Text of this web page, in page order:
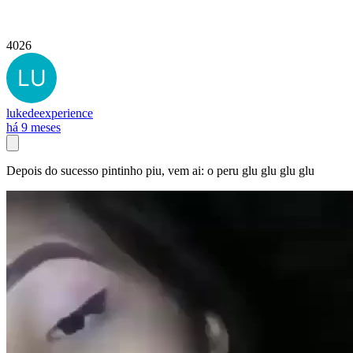
4026
lukedeexperience
há 9 meses
Depois do sucesso pintinho piu, vem ai: o peru glu glu glu glu